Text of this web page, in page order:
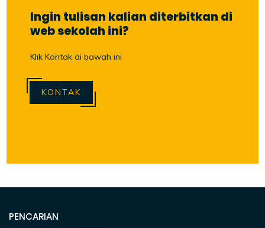
Ingin tulisan kalian diterbitkan di
web sekolah ini?
Klik Kontak di bawah ini
KONTAK
PENCARIAN